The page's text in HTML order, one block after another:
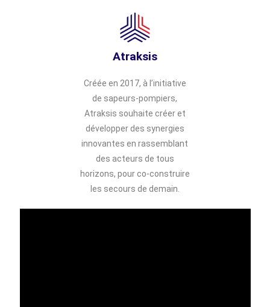
Atraksis
Créée en 2017, à l’initiative
de sapeurs-pompiers,
Atraksis souhaite créer et
développer des synergies
innovantes en rassemblant
des acteurs de tous
horizons, pour co-construire
les secours de demain.